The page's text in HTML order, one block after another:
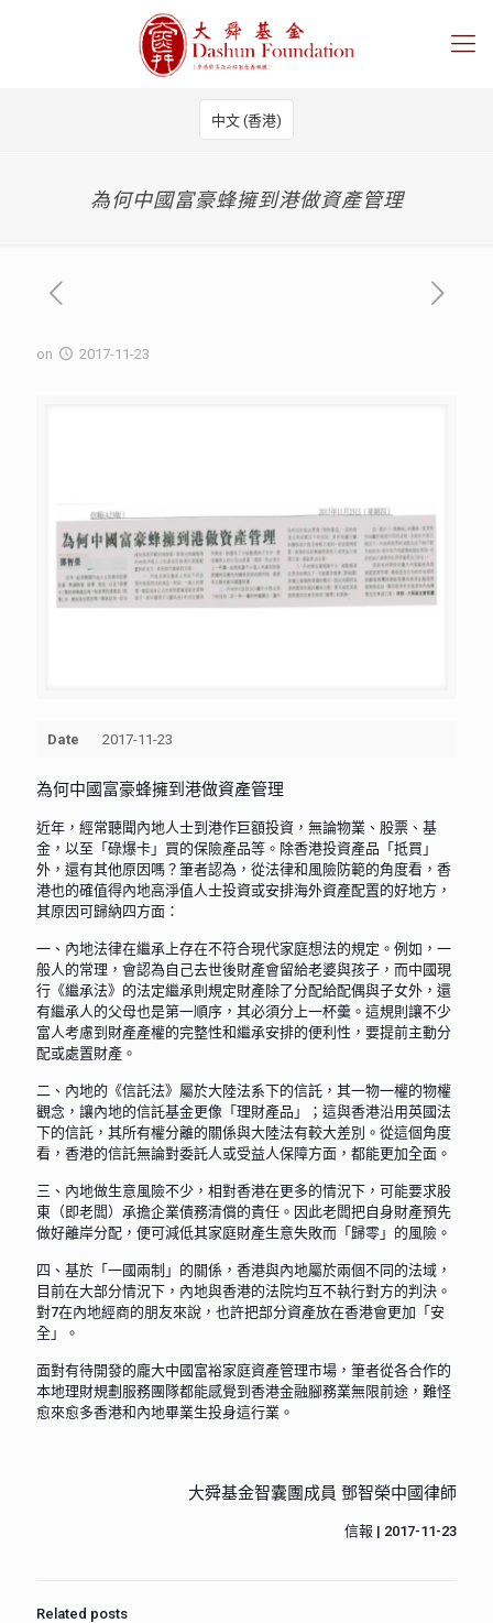
中文 (香港)
為何中國富豪蜂擁到港做資產管理
on 2017-11-23
Date 2017-11-23
為何中國富豪蜂擁到港做資產管理
近年，經常聽聞內地人士到港作巨額投資，無論物業、股票、基
金，以至「碌爆卡」買的保險產品等。除香港投資產品「抵買」
外，還有其他原因嗎？筆者認為，從法律和風險防範的角度看，香
港也的確值得內地高淨值人士投資或安排海外資產配置的好地方，
其原因可歸納四方面：
一、內地法律在繼承上存在不符合現代家庭想法的規定。例如，一
般人的常理，會認為自己去世後財產會留給老婆與孩子，而中國現
行《繼承法》的法定繼承則規定財產除了分配給配偶與子女外，還
有繼承人的父母也是第一順序，其必須分上一杯羹。這規則讓不少
富人考慮到財產產權的完整性和繼承安排的便利性，要提前主動分
配或處置財產。
二、內地的《信託法》屬於大陸法系下的信託，其一物一權的物權
觀念，讓內地的信託基金更像「理財產品」；這與香港沿用英國法
下的信託，其所有權分離的關係與大陸法有較大差別。從這個角度
看，香港的信託無論對委託人或受益人保障方面，都能更加全面。
三、內地做生意風險不少，相對香港在更多的情況下，可能要求股
東（即老闆）承擔企業債務清償的責任。因此老闆把自身財產預先
做好離岸分配，便可減低其家庭財產生意失敗而「歸零」的風險。
四、基於「一國兩制」的關係，香港與內地屬於兩個不同的法域，
目前在大部分情況下，內地與香港的法院均互不執行對方的判決。
對7在內地經商的朋友來說，也許把部分資產放在香港會更加「安
全」。
面對有待開發的龐大中國富裕家庭資產管理市場，筆者從各合作的
本地理財規劃服務團隊都能感覺到香港金融腳務業無限前途，難怪
愈來愈多香港和內地畢業生投身這行業。
大舜基金智囊團成員 鄧智榮中國律師
信報 | 2017-11-23
Related posts